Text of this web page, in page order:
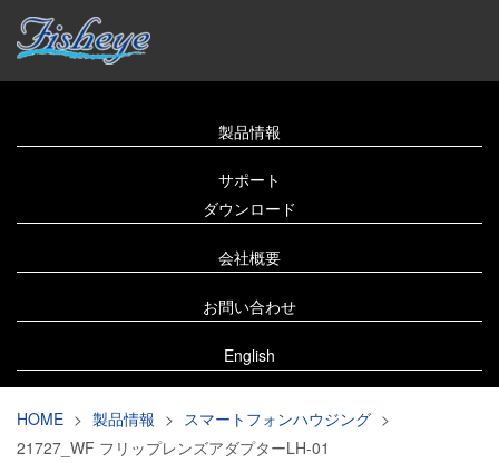
製品情報
サポート
ダウンロード
会社概要
お問い合わせ
English
HOME > 製品情報 > スマートフォンハウジング >
21727_WF フリップレンズアダプターLH-01